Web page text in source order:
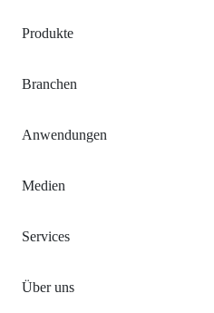
Produkte
Branchen
Anwendungen
Medien
Services
Über uns